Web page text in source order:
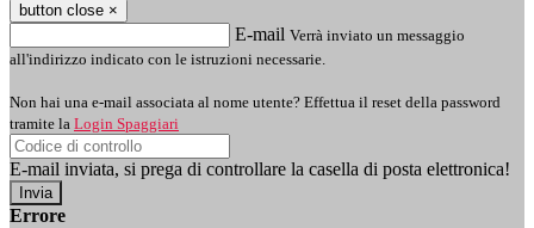
button close ×
E-mail Verrà inviato un messaggio
all'indirizzo indicato con le istruzioni necessarie.
Non hai una e-mail associata al nome utente? Effettua il reset della password
tramite la Login Spaggiari
E-mail inviata, si prega di controllare la casella di posta elettronica!
Errore